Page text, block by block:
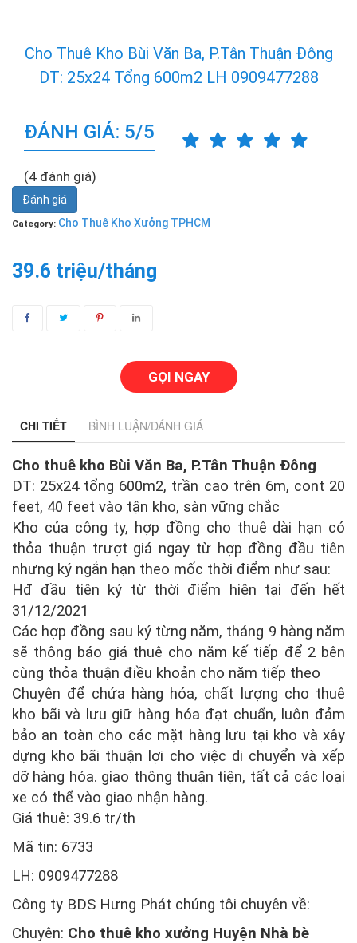
Cho Thuê Kho Bùi Văn Ba, P.Tân Thuận Đông
DT: 25x24 Tổng 600m2 LH 0909477288
ĐÁNH GIÁ: 5/5
(4 đánh giá)
Đánh giá
Category: Cho Thuê Kho Xưởng TPHCM
39.6 triệu/tháng
GỌI NGAY
CHI TIẾT BÌNH LUẬN/ĐÁNH GIÁ
Cho thuê kho Bùi Văn Ba, P.Tân Thuận Đông
DT: 25x24 tổng 600m2, trần cao trên 6m, cont 20
feet, 40 feet vào tận kho, sàn vững chắc
Kho của công ty, hợp đồng cho thuê dài hạn có
thỏa thuận trượt giá ngay từ hợp đồng đầu tiên
nhưng ký ngắn hạn theo mốc thời điểm như sau:
Hđ đầu tiên ký từ thời điểm hiện tại đến hết
31/12/2021
Các hợp đồng sau ký từng năm, tháng 9 hàng năm
sẽ thông báo giá thuê cho năm kế tiếp để 2 bên
cùng thỏa thuận điều khoản cho năm tiếp theo
Chuyên để chứa hàng hóa, chất lượng cho thuê
kho bãi và lưu giữ hàng hóa đạt chuẩn, luôn đảm
bảo an toàn cho các mặt hàng lưu tại kho và xây
dựng kho bãi thuận lợi cho việc di chuyển và xếp
dỡ hàng hóa. giao thông thuận tiện, tất cả các loại
xe có thể vào giao nhận hàng.
Giá thuê: 39.6 tr/th
Mã tin: 6733
LH: 0909477288
Công ty BDS Hưng Phát chúng tôi chuyên về:
Chuyên: Cho thuê kho xưởng Huyện Nhà bè